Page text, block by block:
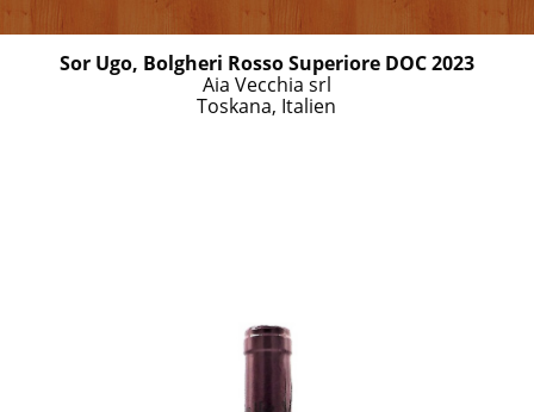
Sor Ugo, Bolgheri Rosso Superiore DOC 2023
Aia Vecchia srl
Toskana, Italien